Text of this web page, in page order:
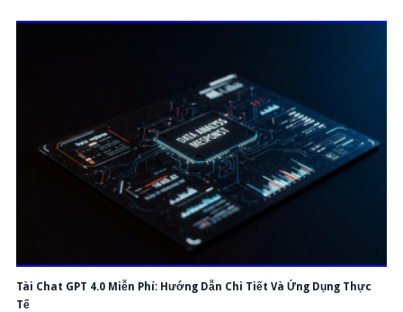
Tài Chat GPT 4.0 Miễn Phí: Hướng Dẫn Chi Tiết Và Ứng Dụng Thực
Tế